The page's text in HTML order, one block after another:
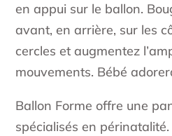
en appui sur le ballon.
avant, en arrière, sur les
cercles et augmentez
mouvements. Bébé
Ballon Forme offre une
spécialisés en